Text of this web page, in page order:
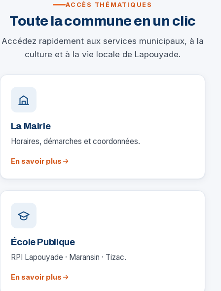
ACCÈS THÉMATIQUES
Toute la commune en un clic
Accédez rapidement aux services municipaux, à la
culture et à la vie locale de Lapouyade.
La Mairie
Horaires, démarches et coordonnées.
En savoir plus
École Publique
RPI Lapouyade · Maransin · Tizac.
En savoir plus